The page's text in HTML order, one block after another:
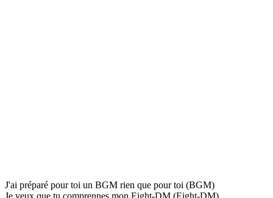
J'ai préparé pour toi un BGM rien que pour toi (BGM)
Je veux que tu comprennes mon Eight-DM (Eight-DM)